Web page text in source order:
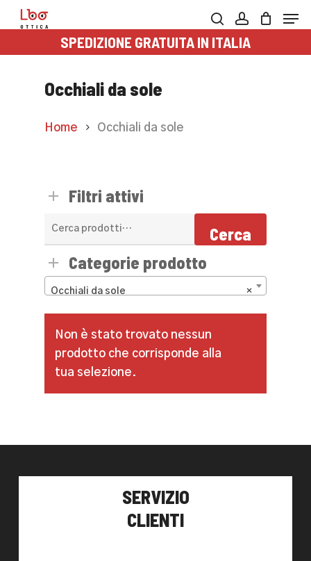
Skip
to
searchaccount
SPEDIZIONE GRATUITA IN ITALIA
Occhiali da sole
Home Occhiali da sole
Filtri attivi
Cerca:
Cerca
Categorie prodotto
×
Occhiali da sole
Non è stato trovato nessun
prodotto che corrisponde alla
tua selezione.
SERVIZIO
CLIENTI